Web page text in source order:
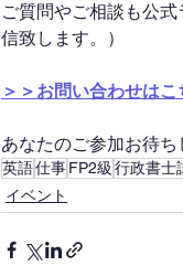
ご質問やご相談も公
信致します。）
＞＞お問い合わせはこ
あなたのご参加お待
英語仕事FP2級 行政書士
イベント